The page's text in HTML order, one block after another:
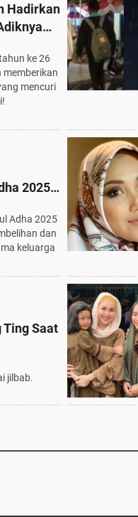
Hadirkan
ke 26
memberikan
mencuri
2025
Adha 2025
dan
keluarga
Ting Saat
jilbab.